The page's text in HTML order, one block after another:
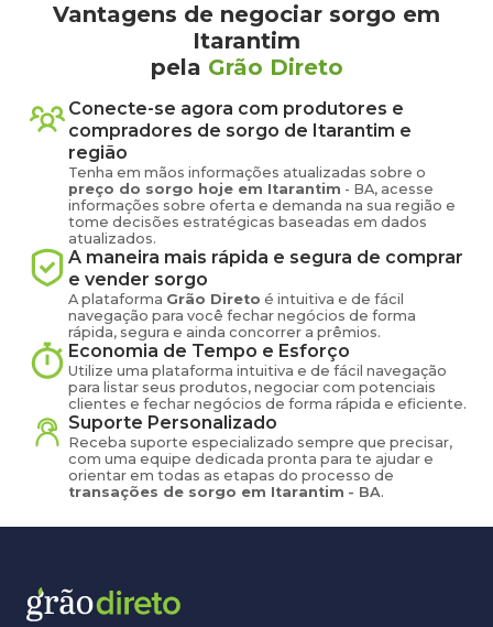
Vantagens de negociar sorgo em
Itarantim
pela Grão Direto
Conecte-se agora com produtores e
compradores de sorgo de Itarantim e
região
Tenha em mãos informações atualizadas sobre o
preço do sorgo hoje em Itarantim - BA, acesse
informações sobre oferta e demanda na sua região e
tome decisões estratégicas baseadas em dados
atualizados.
A maneira mais rápida e segura de comprar
e vender sorgo
A plataforma Grão Direto é intuitiva e de fácil
navegação para você fechar negócios de forma
rápida, segura e ainda concorrer a prêmios.
Economia de Tempo e Esforço
Utilize uma plataforma intuitiva e de fácil navegação
para listar seus produtos, negociar com potenciais
clientes e fechar negócios de forma rápida e eficiente.
Suporte Personalizado
Receba suporte especializado sempre que precisar,
com uma equipe dedicada pronta para te ajudar e
orientar em todas as etapas do processo de
transações de sorgo em Itarantim - BA.